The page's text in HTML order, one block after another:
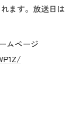
ます。放送日は
ムページ